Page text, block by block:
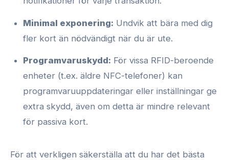
Minimal exponering: Undvik att bära med dig
fler kort än nödvändigt när du är ute.
Programvaruskydd: För vissa RFID-beroende
enheter (t.ex. äldre NFC-telefoner) kan
programvaruuppdateringar eller inställningar ge
extra skydd, även om detta är mindre relevant
för passiva kort.
För att verkligen säkerställa att du har det bästa